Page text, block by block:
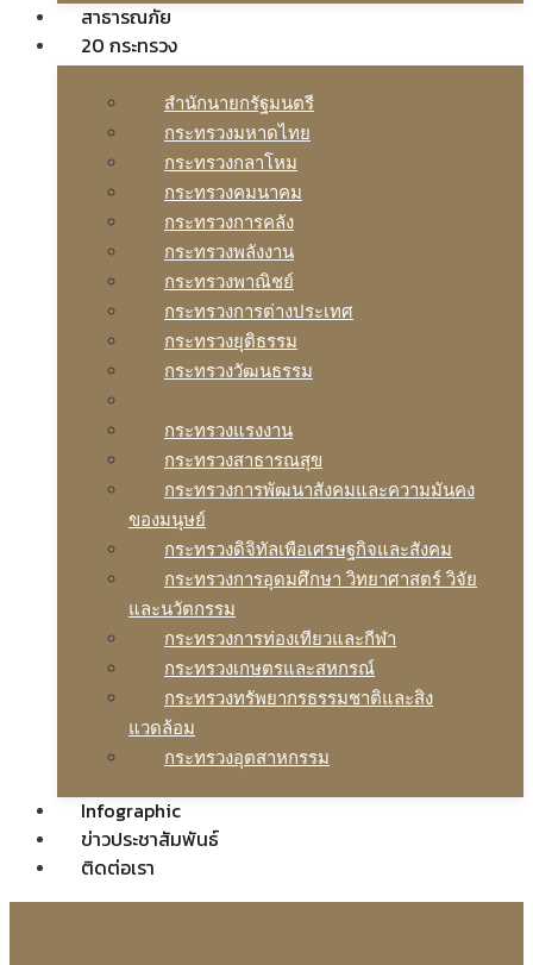
สาธารณภัย
20 กระทรวง
สํานักนายกรัฐมนตรี
กระทรวงมหาดไทย
กระทรวงกลาโหม
กระทรวงคมนาคม
กระทรวงการคลัง
กระทรวงพลังงาน
กระทรวงพาณิชย์
กระทรวงการต่างประเทศ
กระทรวงยุติธรรม
กระทรวงวัฒนธรรม
กระทรวงแรงงาน
กระทรวงสาธารณสุข
กระทรวงการพัฒนาสังคมและความมันคง
ของมนุษย์
กระทรวงดิจิทัลเพือเศรษฐกิจและสังคม
กระทรวงการอุดมศึกษา วิทยาศาสตร์ วิจัย
และนวัตกรรม
กระทรวงการท่องเทียวและกีฬา
กระทรวงเกษตรและสหกรณ์
กระทรวงทรัพยากรธรรมชาติและสิง
แวดล้อม
กระทรวงอุตสาหกรรม
Infographic
ข่าวประชาสัมพันธ์
ติดต่อเรา